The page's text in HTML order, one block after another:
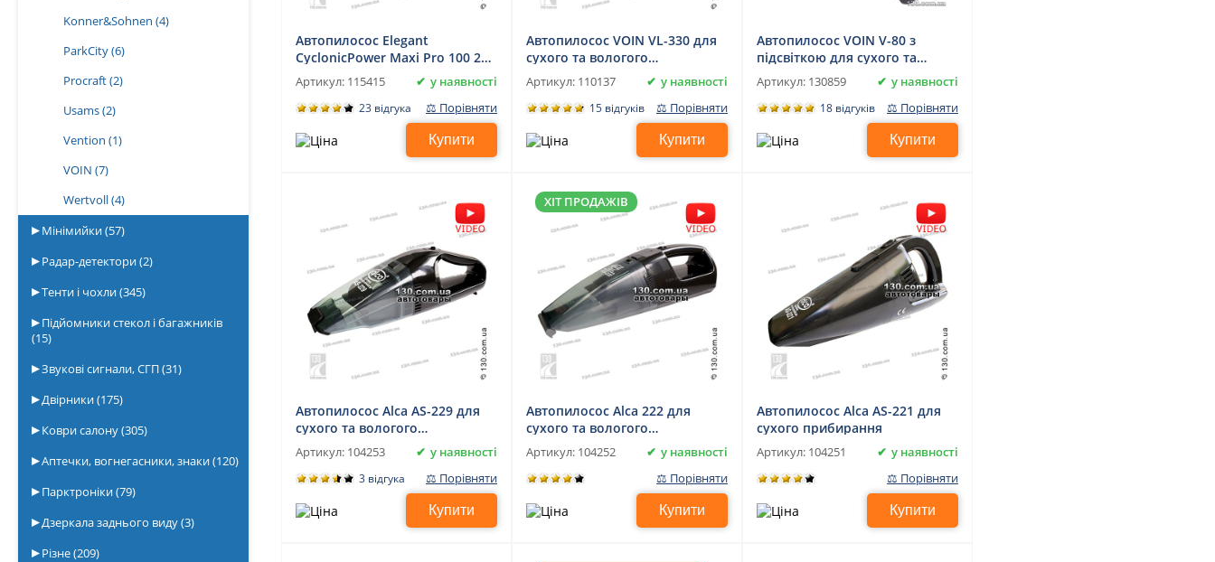
Konner&Sohnen (4)
ParkCity(6)
Procraft(2)
Usams(2)
Vention (1)
VOIN (7)
Wertvoll(4)
Мінімийки(57)
Радар-детектори(2)
Тенти і чохли(345)
Підйомники стекол і багажників
(15)
Звукові сигнали, СГП(31)
Двірники(175)
Коври салону(305)
Аптечки, вогнегасники, знаки(120)
Парктроніки(79)
Дзеркала заднього виду(3)
Різне(209)
Автопилосос Elegant
CyclonicPower Maxi Pro 100 235
для сухого та вологого
прибирання
Артикул: 115415 у наявності
23 відгука ⚖ Порівняти
Купити
Автопилосос VOIN VL-330 для
сухого та вологого
прибирання
Артикул: 110137 у наявності
15 відгуків ⚖ Порівняти
Купити
Автопилосос VOIN V-80 з
підсвіткою для сухого та
вологого прибирання
Артикул: 130859 у наявності
18 відгуків ⚖ Порівняти
Купити
Автопилосос Alca AS-229 для
сухого та вологого
прибирання
Артикул: 104253 у наявності
3 відгука ⚖ Порівняти
Купити
ХІТ ПРОДАЖІВ
Автопилосос Alca 222 для
сухого та вологого
прибирання
Артикул: 104252
у наявності
⚖ Порівняти
Купити
Автопилосос Alca AS-221 для
сухого прибирання
Артикул: 104251
у наявності
⚖ Порівняти
Купити